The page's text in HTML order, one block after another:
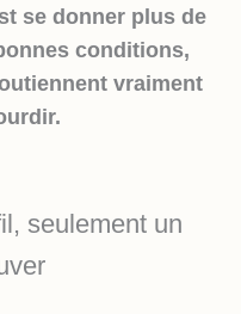
se donner plus de
conditions,
vraiment
seulement un